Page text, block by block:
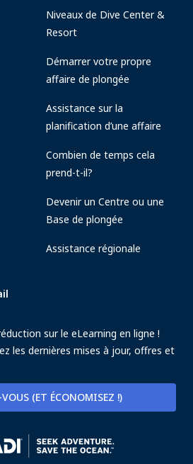
Niveaux de Dive Center &
Resort
Démarrer votre propre
affaire de plongée
Assistance sur la
planification d’une affaire
Combien de temps cela
prend-t-il?
Devenir un Centre ou une
Base de plongée
Assistance régionale
sur le eLearning en ligne !
les dernières mises à jour, offres et
(ET ÉCONOMISEZ !)